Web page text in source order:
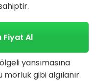
Fiyat Al
yansımasına
gibi algılanır.